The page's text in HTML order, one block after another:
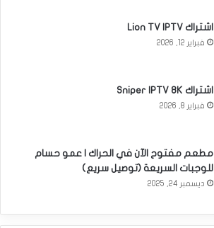
اشتراك Lion TV IPTV
فبراير 12, 2026
اشتراك Sniper IPTV 8K
فبراير 8, 2026
مطعم مفتوح الآن في الحراك | عمو حسام
للوجبات السريعة (توصيل سريع)
ديسمبر 24, 2025